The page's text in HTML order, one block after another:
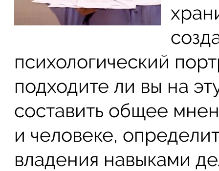
психологический
подходите ли вы на
составить общее
и человеке,
владения навыками